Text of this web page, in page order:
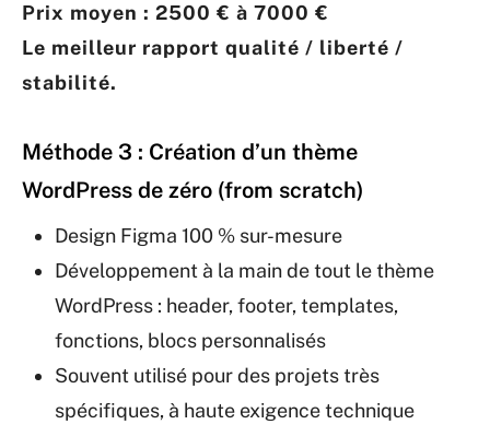
Prix moyen : 2500 € à 7000 €
Le meilleur rapport qualité / liberté /
stabilité.
Méthode 3 : Création d’un thème
WordPress de zéro (from scratch)
Design Figma 100 % sur-mesure
Développement à la main de tout le thème
WordPress : header, footer, templates,
fonctions, blocs personnalisés
Souvent utilisé pour des projets très
spécifiques, à haute exigence technique